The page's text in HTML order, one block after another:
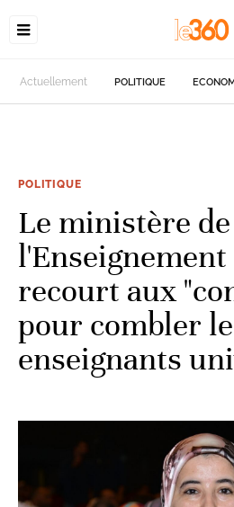
Actuellement POLITIQUE
POLITIQUE
Le ministère de
recourt aux
pour combler
enseignants